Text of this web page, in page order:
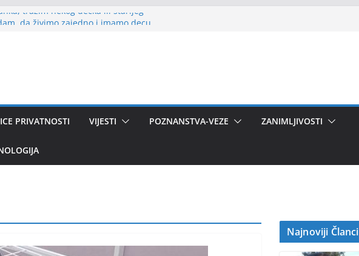
tražim nekog dečka ili starijeg
PRIVATNOSTI VIJESTI POZNANSTVA-VEZE ZANIMLJIVOSTI
Najnoviji Članci